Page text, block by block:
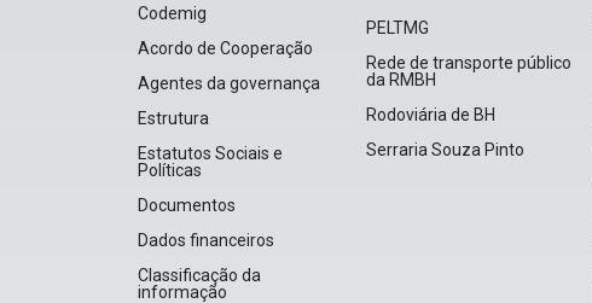
Codemig
Acordo de Cooperação
Agentes da governança
Estrutura
Estatutos Sociais e
Políticas
Documentos
Dados financeiros
Classificação da
informação
PELTMG
Rede de transporte público
da RMBH
Rodoviária de BH
Serraria Souza Pinto